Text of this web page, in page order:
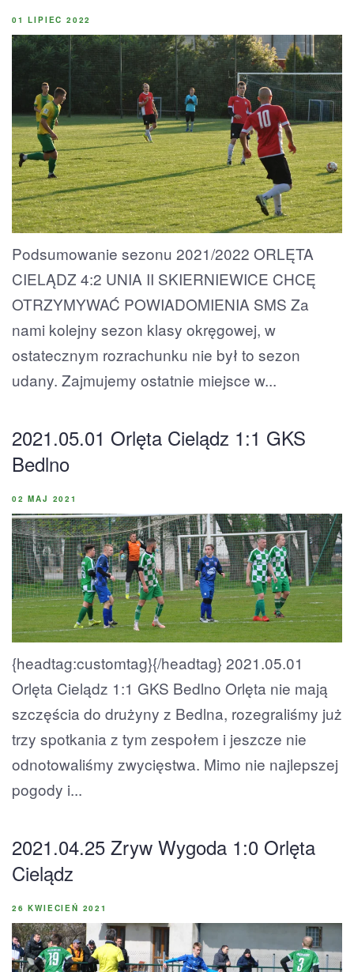
01 LIPIEC 2022
Podsumowanie sezonu 2021/2022 ORLĘTA
CIELĄDZ 4:2 UNIA II SKIERNIEWICE CHCĘ
OTRZYMYWAĆ POWIADOMIENIA SMS Za
nami kolejny sezon klasy okręgowej, w
ostatecznym rozrachunku nie był to sezon
udany. Zajmujemy ostatnie miejsce w...
2021.05.01 Orlęta Cielądz 1:1 GKS
Bedlno
02 MAJ 2021
{headtag:customtag}{/headtag} 2021.05.01
Orlęta Cielądz 1:1 GKS Bedlno Orlęta nie mają
szczęścia do drużyny z Bedlna, rozegraliśmy już
trzy spotkania z tym zespołem i jeszcze nie
odnotowaliśmy zwycięstwa. Mimo nie najlepszej
pogody i...
2021.04.25 Zryw Wygoda 1:0 Orlęta
Cielądz
26 KWIECIEŃ 2021